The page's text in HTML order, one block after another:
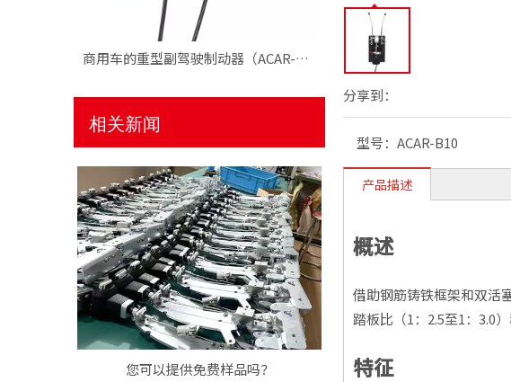
相关新闻
您可以提供免费样品吗？
分享到：
型号： ACAR-B10
产品描述
概述
借助钢筋铸铁框架和双活
踏板比（1：2.5至1：3.0
特征